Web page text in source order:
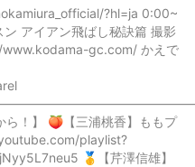
?hl=ja 0:00~
アイアン飛ばし秘訣篇 撮影
gc.com/ かえで
ら！】 🍑【三浦桃香】ももプ
playlist?
🥇【芹澤信雄】